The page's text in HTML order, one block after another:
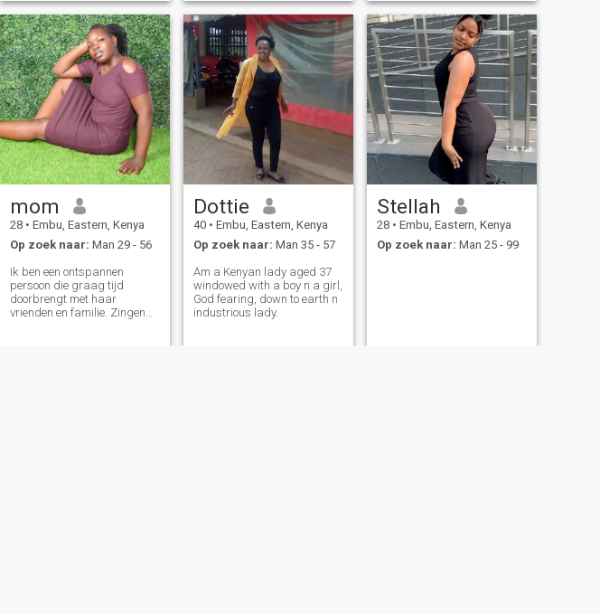
me in een zwembad duwde,
ik ga niet zwemmen 😂.
Geniet van je moordzaak😂
🙄!!️
mom
28 • Embu, Eastern, Kenya
Op zoek naar: Man 29 - 56
Ik ben een ontspannen
persoon die graag tijd
doorbrengt met haar
vrienden en familie. Zingen
Dottie
40 • Embu, Eastern, Kenya
Op zoek naar: Man 35 - 57
Am a Kenyan lady aged 37
windowed with a boy n a girl,
God fearing, down to earth n
industrious lady.
Stellah
28 • Embu, Eastern, Kenya
Op zoek naar: Man 25 - 99